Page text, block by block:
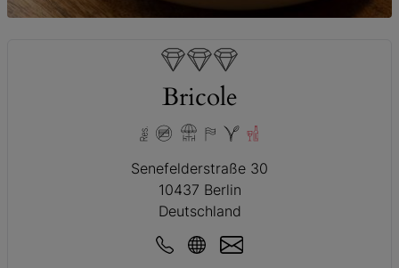
Bricole
Senefelderstraße 30
10437 Berlin
Deutschland